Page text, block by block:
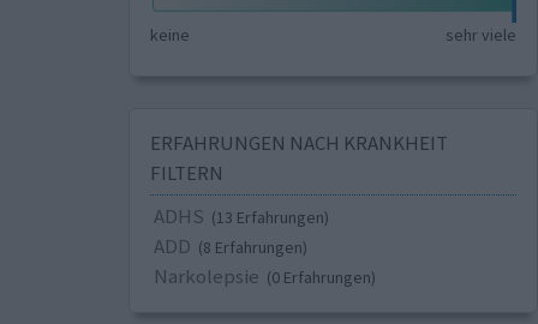
keine sehr viele
ERFAHRUNGEN NACH KRANKHEIT
FILTERN
ADHS (13 Erfahrungen)
ADD (8 Erfahrungen)
Narkolepsie (0 Erfahrungen)